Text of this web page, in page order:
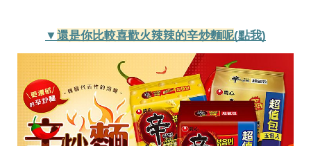
提
▼還是你比較喜歡火辣辣的辛炒麵呢(點我)